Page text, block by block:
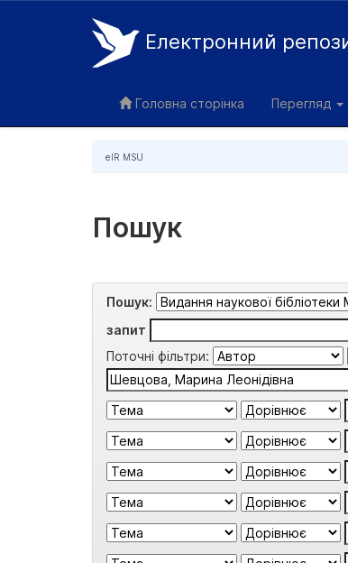
Електронний
Головна сторінка Перегляд
eIR MSU
Пошук
Пошук:
запит
Поточні фільтри: